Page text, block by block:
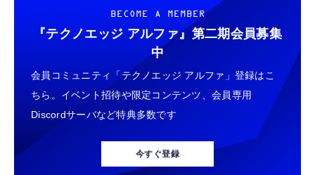
BECOME A MEMBER
『テクノエッジ アルファ』 第二期会員募集
中
会員コミュニティ「テクノエッジ アルファ」登録はこ
ちら。イベント招待や限定コンテンツ、会員専用
Discordサーバなど特典多数です
今すぐ登録